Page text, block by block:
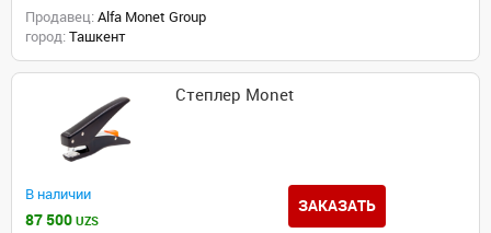
Продавец: Alfa Monet Group
город: Ташкент
Степлер Monet
В наличии
87 500 UZS
ЗАКАЗАТЬ